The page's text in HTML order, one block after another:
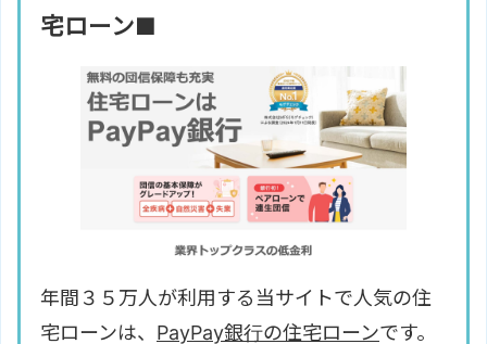
宅ローン■
年間３５万人が利用する当サイトで人気の住
宅ローンは、 PayPay銀行の住宅ローンです。